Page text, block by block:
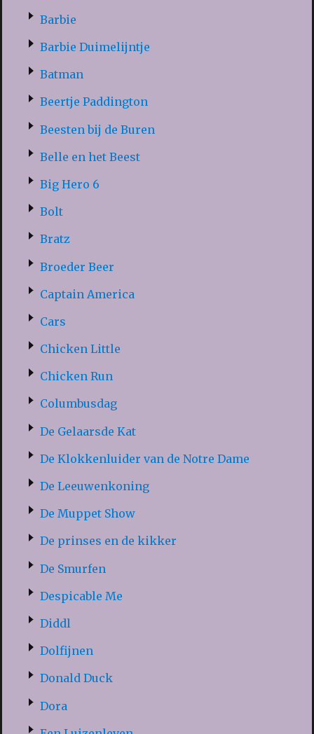
Barbie
Barbie Duimelijntje
Batman
Beertje Paddington
Beesten bij de Buren
Belle en het Beest
Big Hero 6
Bolt
Bratz
Broeder Beer
Captain America
Cars
Chicken Little
Chicken Run
Columbusdag
De Gelaarsde Kat
De Klokkenluider van de Notre Dame
De Leeuwenkoning
De Muppet Show
De prinses en de kikker
De Smurfen
Despicable Me
Diddl
Dolfijnen
Donald Duck
Dora